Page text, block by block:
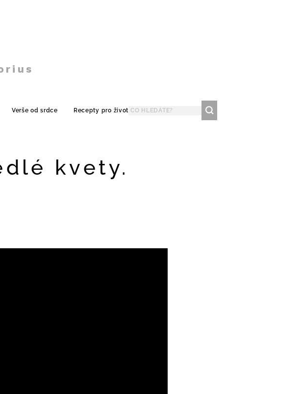
Verše od srdce Recepty pro život
kvety.